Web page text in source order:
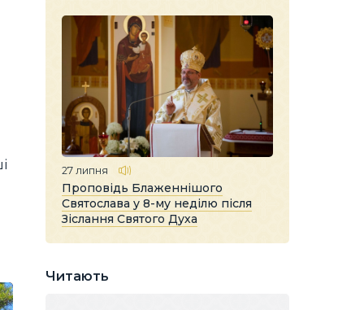
27 липня
Проповідь Блаженнішого
Святослава у 8-му неділю після
Зіслання Святого Духа
Читають